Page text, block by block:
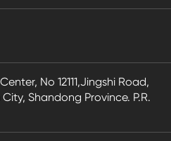
No 12111,Jingshi Road,
Shandong Province. P.R.